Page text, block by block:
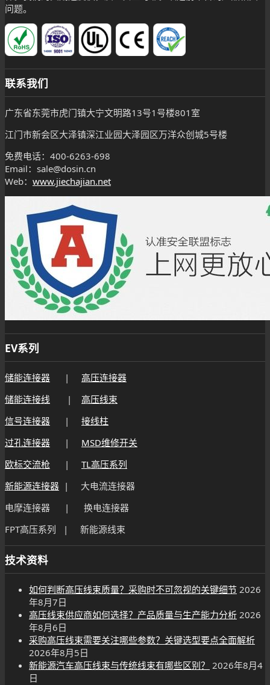
问题。
联系我们
广东省东莞市虎门镇大宁文明路13号1号楼801室
江门市新会区大泽镇深江业园大泽园区万洋众创城5号楼
免费电话：400-6263-698
Email：sale@dosin.cn
Web： www.jiechajian.net
EV系列
储能连接器 | 高压连接器
储能连接线 | 高压线束
信号连接器 | 接线柱
过孔连接器 | MSD维修开关
欧标交流枪 | TL高压系列
新能源连接器 | 大电流连接器
电摩连接器 | 换电连接器
FPT高压系列 | 新能源线束
技术资料
如何判断高压线束质量？采购时不可忽视的关键细节 2026
年8月7日
高压线束供应商如何选择？产品质量与生产能力分析 2026
年8月6日
采购高压线束需要关注哪些参数？关键选型要点全面解析
2026年8月5日
新能源汽车高压线束与传统线束有哪些区别？ 2026年8月4
日